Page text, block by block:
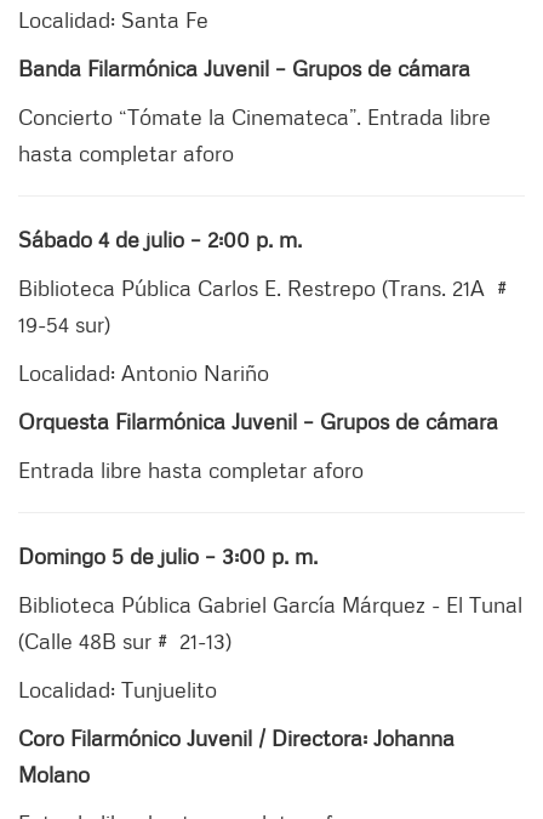
Localidad: Santa Fe
Banda Filarmónica Juvenil – Grupos de cámara
Concierto “Tómate la Cinemateca”. Entrada libre
hasta completar aforo
Sábado 4 de julio – 2:00 p. m.
Biblioteca Pública Carlos E. Restrepo (Trans. 21A #
19-54 sur)
Localidad: Antonio Nariño
Orquesta Filarmónica Juvenil – Grupos de cámara
Entrada libre hasta completar aforo
Domingo 5 de julio – 3:00 p. m.
Biblioteca Pública Gabriel García Márquez - El Tunal
(Calle 48B sur # 21-13)
Localidad: Tunjuelito
Coro Filarmónico Juvenil / Directora: Johanna
Molano